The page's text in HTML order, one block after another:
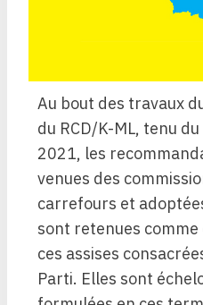
Au bout des travaux
du RCD/K-ML, tenu
2021, les
venues des
carrefours et
sont retenues
ces assises
Parti. Elles sont